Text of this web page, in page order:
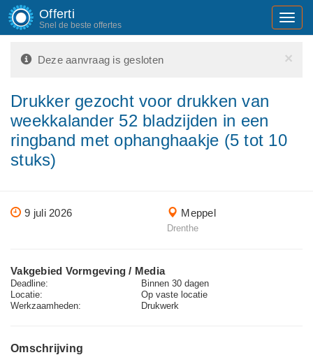
Offerti
Snel de beste offertes
×
Deze aanvraag is gesloten
Drukker gezocht voor drukken van
weekkalander 52 bladzijden in een
ringband met ophanghaakje (5 tot 10
stuks)
9 juli 2026 Meppel
Drenthe
Vakgebied Vormgeving / Media
Deadline:
Binnen 30 dagen
Locatie:
Op vaste locatie
Werkzaamheden:
Drukwerk
Omschrijving